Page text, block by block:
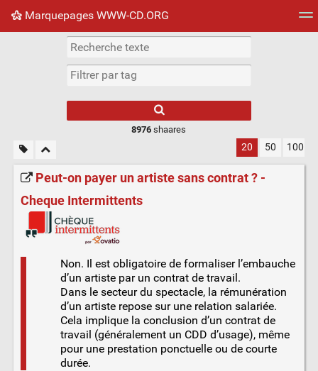
Marquepages WWW-CD.ORG
Nuage de tags Mur d'images
8976 shaares
20 50 100
Peut-on payer un artiste sans contrat ? -
Cheque Intermittents
Non. Il est obligatoire de formaliser l’embauche
d’un artiste par un contrat de travail.
Dans le secteur du spectacle, la rémunération
d’un artiste repose sur une relation salariée.
Cela implique la conclusion d’un contrat de
travail (généralement un CDD d’usage), même
pour une prestation ponctuelle ou de courte
durée.